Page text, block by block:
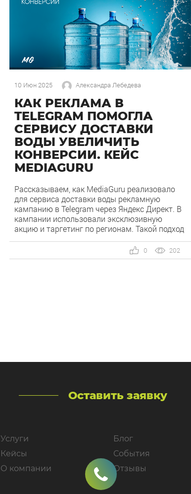
10 Июн 2025 Александра Лебедева
КАК РЕКЛАМА В
TELEGRAM ПОМОГЛА
СЕРВИСУ ДОСТАВКИ
ВОДЫ УВЕЛИЧИТЬ
КОНВЕРСИИ. КЕЙС
MEDIAGURU
Рассказываем, как MediaGuru реализовало
для сервиса доставки воды рекламную
кампанию в Telegram через Яндекс Директ. В
кампании использовали эксклюзивную
акцию и таргетинг по регионам. Такой подход
подтвердил эффективность площадки для
продвижения краткосрочных предложений и
усиления бренда среди целевой аудитории. О
202
0
Оставить заявку
Услуги
Кейсы
О компании
Блог
События
Отзывы